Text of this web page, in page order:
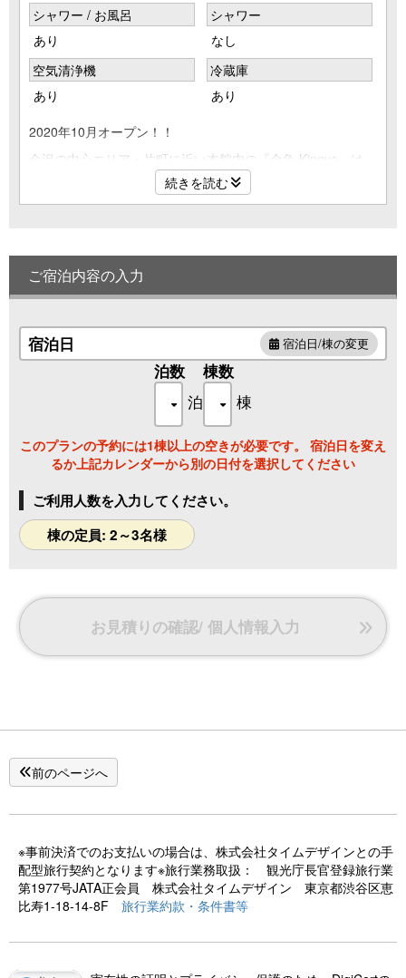
シャワー / お風呂
あり
シャワー
なし
空気清浄機
あり
冷蔵庫
あり
2020年10月オープン！！
金沢の中心エリア・片町に近い本館内の『金魚 Kingyo』は、
定員3名様で、アクティブに金沢を楽しめるベースとして
間。
2階の窓際に腰かけて外を眺めれば、
彷彿とさせるかもしれません。
また、1名様からご利用いただけますので、
ゆっくり長期滞在しながら、金沢食べ歩きをお楽しみくださ
続きを読む
ご宿泊内容の入力
宿泊日 宿泊日/棟の変更
泊数
泊
棟数
棟
このプランの予約には1棟以上の空きが必要です。 宿泊日を変え
るか上記カレンダーから別の日付を選択してください
ご利用人数を入力してください。
棟の定員: 2～3名様
お見積りの確認/ 個人情報入力
前のページへ
※事前決済でのお支払いの場合は、株式会社タイムデザインとの手
配型旅行契約となります※旅行業務取扱： 観光庁長官登録旅行業
第1977号JATA正会員 株式会社タイムデザイン 東京都渋谷区恵
比寿1-18-14-8F 旅行業約款・条件書等